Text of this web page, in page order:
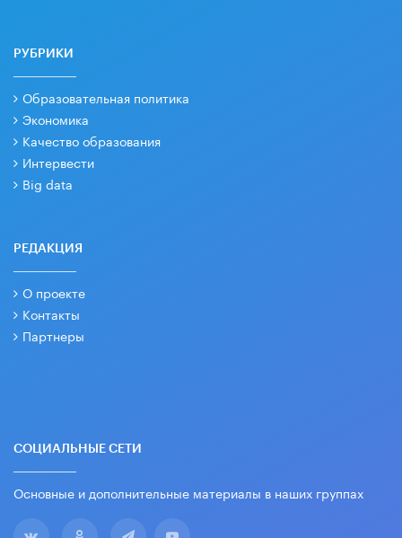
РУБРИКИ
Образовательная политика
Экономика
Качество образования
Интервести
Big data
РЕДАКЦИЯ
О проекте
Контакты
Партнеры
СОЦИАЛЬНЫЕ СЕТИ
Основные и дополнительные материалы в наших группах